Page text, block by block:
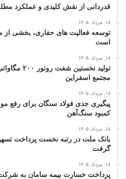
قدردانی از نقش کلیدی و عملکرد
۱۸, مرداد, ۱۴۰۵
توسعه فعالیت‌ های حفاری، بخشی از
است
۱۸, مرداد, ۱۴۰۵
تولید
مجتمع اسفراین
۱۸, مرداد, ۱۴۰۵
پیگیری جدی فولاد سنگان برای رفع
کمبود سنگ‌آهن
۱۸, مرداد, ۱۴۰۵
بانک ملت در رتبه نخست پرداخت
گرفت
۱۸, مرداد, ۱۴۰۵
پرداخت خسارت بیمه سامان به